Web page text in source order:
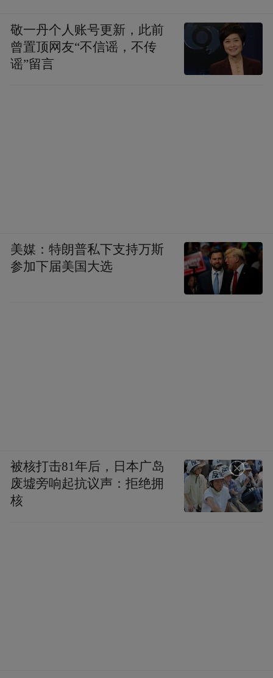
敬一丹个人账号更新，此前
曾置顶网友“不信谣，不传
谣”留言
美媒：特朗普私下支持万斯
参加下届美国大选
被核打击81年后，日本广岛
废墟旁响起抗议声：拒绝拥
核